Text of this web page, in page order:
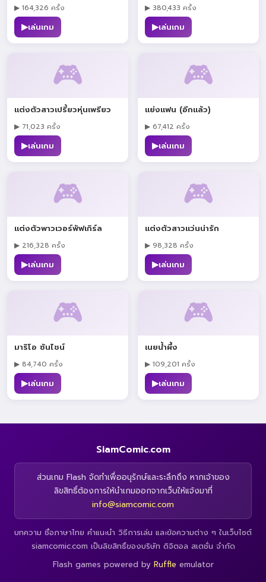
▶ 164,326 ครั้ง
▶เล่นเกม
▶ 380,433 ครั้ง
▶เล่นเกม
🎮
แต่งตัวสาวเปรี้ยวหุ่นเพรียว
▶ 71,023 ครั้ง
▶เล่นเกม
🎮
แย่งแฟน (อีกแล้ว)
▶ 67,412 ครั้ง
▶เล่นเกม
🎮
แต่งตัวพาวเวอร์พัฟเกิร์ล
▶ 216,328 ครั้ง
▶เล่นเกม
🎮
แต่งตัวสาวแว่นน่ารัก
▶ 98,328 ครั้ง
▶เล่นเกม
🎮
มาริโอ ซันไชน์
▶ 84,740 ครั้ง
▶เล่นเกม
🎮
เนยน้ำผึ้ง
▶ 109,201 ครั้ง
▶เล่นเกม
SiamComic.com
ส่วนเกม Flash จัดทำเพื่ออนุรักษ์และระลึกถึง หากเจ้าของ
ลิขสิทธิ์ต้องการให้นำเกมออกจากเว็บให้แจ้งมาที่
info@siamcomic.com
บทความ ชื่อภาษาไทย คำแนะนำ วิธีการเล่น และข้อความต่าง ๆ ในเว็บไซต์
siamcomic.com เป็นลิขสิทธิ์ของบริษัท ดิจิตอล สเตชั่น จำกัด
Flash games powered by Ruffle emulator